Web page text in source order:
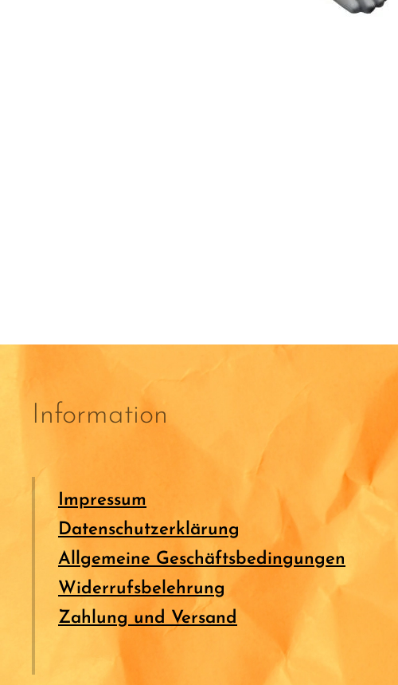
Information
Impressum
Datenschutzerklärung
Allgemeine Geschäftsbedingungen
Widerrufsbelehrung
Zahlung und Versand